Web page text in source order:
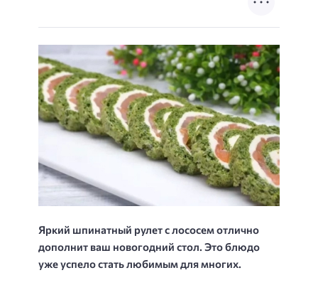
Яркий шпинатный рулет с лососем отлично
дополнит ваш новогодний стол. Это блюдо
уже успело стать любимым для многих.